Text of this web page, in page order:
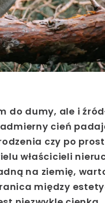
do dumy, ale i
cień
czy po
właścicieli
na ziemię,
między